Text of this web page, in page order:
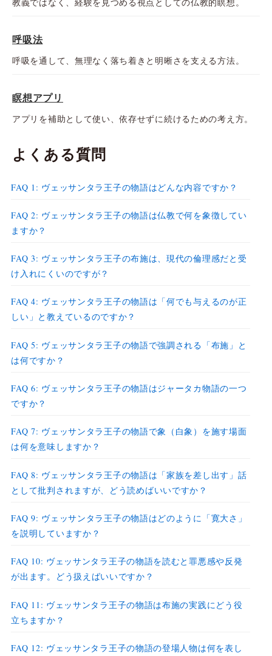
呼吸法
呼吸を通して、無理なく落ち着きと明晰さを支える方法。
瞑想アプリ
アプリを補助として使い、依存せずに続けるための考え方。
よくある質問
FAQ 1: ヴェッサンタラ王子の物語はどんな内容ですか？
FAQ 2: ヴェッサンタラ王子の物語は仏教で何を象徴してい
ますか？
FAQ 3: ヴェッサンタラ王子の布施は、現代の倫理感だと受
け入れにくいのですが？
FAQ 4: ヴェッサンタラ王子の物語は「何でも与えるのが正
しい」と教えているのですか？
FAQ 5: ヴェッサンタラ王子の物語で強調される「布施」と
は何ですか？
FAQ 6: ヴェッサンタラ王子の物語はジャータカ物語の一つ
ですか？
FAQ 7: ヴェッサンタラ王子の物語で象（白象）を施す場面
は何を意味しますか？
FAQ 8: ヴェッサンタラ王子の物語は「家族を差し出す」話
として批判されますが、どう読めばいいですか？
FAQ 9: ヴェッサンタラ王子の物語はどのように「寛大さ」
を説明していますか？
FAQ 10: ヴェッサンタラ王子の物語を読むと罪悪感や反発
が出ます。どう扱えばいいですか？
FAQ 11: ヴェッサンタラ王子の物語は布施の実践にどう役
立ちますか？
FAQ 12: ヴェッサンタラ王子の物語の登場人物は何を表し